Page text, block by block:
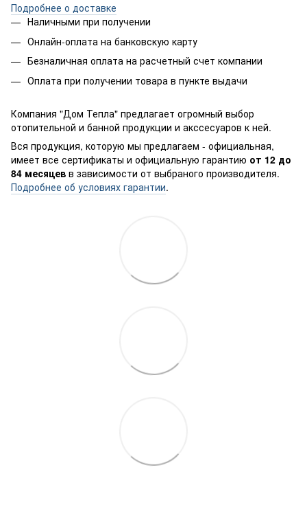
Подробнее о доставке
Наличными при получении
Онлайн-оплата на банковскую карту
Безналичная оплата на расчетный счет компании
Оплата при получении товара в пункте выдачи
Компания "Дом Тепла" предлагает огромный выбор
отопительной и банной продукции и акссесуаров к ней.
Вся продукция, которую мы предлагаем - официальная,
имеет все сертификаты и официальную гарантию от 12 до
84 месяцев в зависимости от выбраного производителя.
Подробнее об условиях гарантии.